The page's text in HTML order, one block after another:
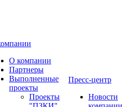
О компании
Партнеры
Выполненные
проекты
Проекты
Пресс-центр
Новости